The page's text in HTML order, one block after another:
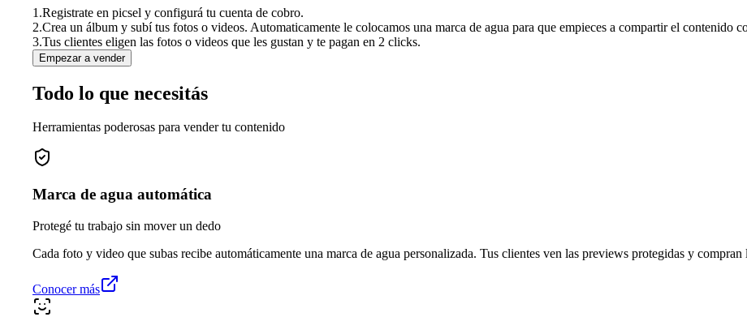
1.Registrate en picsel y configurá tu cuenta de cobro.
2.Crea un álbum y subí tus fotos o videos. Automaticamente le colocamos una marca de agua para que empieces a compartir el contenido
3.Tus clientes eligen las fotos o videos que les gustan y te pagan en 2 clicks.
Empezar a vender
Todo lo que necesitás
Herramientas poderosas para vender tu contenido
Marca de agua automática
Protegé tu trabajo sin mover un dedo
Cada foto y video que subas recibe automáticamente una marca de agua personalizada. Tus clientes ven las previews protegidas y
Conocer más